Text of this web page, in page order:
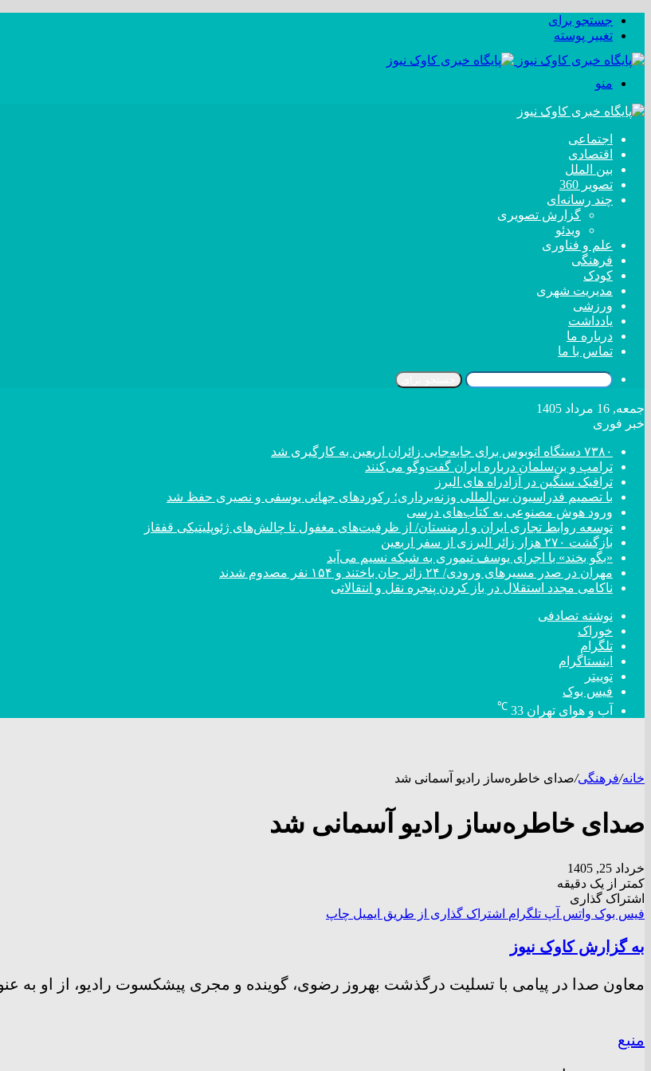
جستجو برای
تغییر پوسته
منو
اجتماعی
اقتصادی
بین الملل
تصویر 360
چند رسانه‌ای
گزارش تصویری
ویدئو
علم و فناوری
فرهنگی
کودک
مدیریت شهری
ورزشی
یادداشت
درباره ما
تماس با ما
جمعه, 16 مرداد 1405
خبر فوری
۷۳۸۰ دستگاه اتوبوس برای جابه‌جایی زائران اربعین به کارگیری شد
ترامپ و بن‌سلمان درباره ایران گفت‌و‌گو می‌کنند
ترافیک سنگین در آزادراه های البرز
با تصمیم فدراسیون بین‌المللی وزنه‌برداری؛ رکورد‌های جهانی یوسفی و نصیری حفظ شد
ورود هوش مصنوعی به کتاب‌های درسی
توسعه روابط تجاری ایران و ارمنستان/ از ظرفیت‌های مغفول تا چالش‌های ژئوپلیتیکی قفقاز
بازگشت ۲۷۰ هزار زائر البرزی از سفر اربعین
«بگو بخند» با اجرای یوسف تیموری به شبکه نسیم می‌آید
مهران در صدر مسیر‌های ورودی/ ۲۴ زائر جان باختند و ۱۵۴ نفر مصدوم شدند
ناکامی مجدد استقلال در باز کردن پنجره نقل و انتقالاتی
نوشته تصادفی
خوراک
تلگرام
اینستاگرام
توییتر
فیس بوک
آب و هوای تهران 33
℃
خانه/فرهنگی/صدای خاطره‌ساز رادیو آسمانی شد
صدای خاطره‌ساز رادیو آسمانی شد
خرداد 25, 1405
کمتر از یک دقیقه
اشتراک گذاری
فیس بوک واتس آپ تلگرام اشتراک گذاری از طریق ایمیل چاپ
به گزارش کاوک نیوز
معاون صدا در پیامی با تسلیت درگذشت بهروز رضوی، گوینده و مجری پیشکسوت رادیو، از او به
منبع